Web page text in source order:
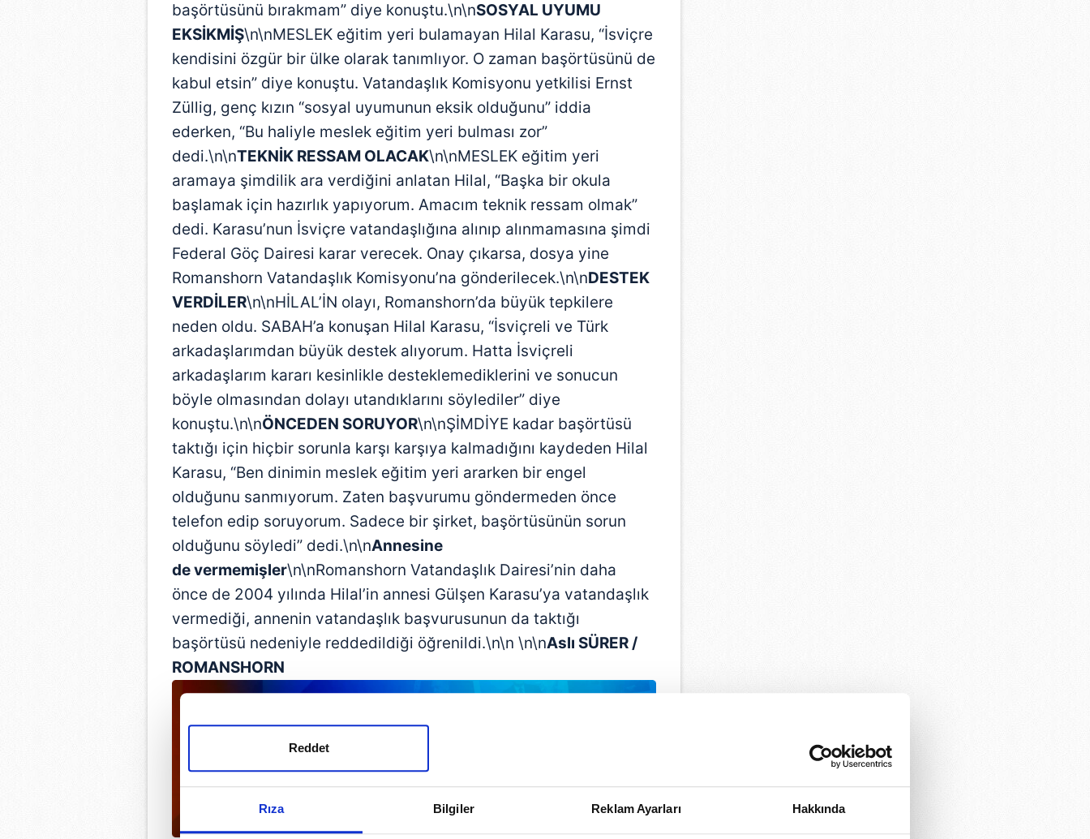
Rıza Bilgiler Reklam Ayarları Hakkında
Reddet
başörtüsünü bırakmam” diye konuştu.\n\nSOSYAL UYUMU
EKSİKMİŞ\n\nMESLEK eğitim yeri bulamayan Hilal Karasu, “İsviçre
kendisini özgür bir ülke olarak tanımlıyor. O zaman başörtüsünü de
kabul etsin” diye konuştu. Vatandaşlık Komisyonu yetkilisi Ernst
Züllig, genç kızın “sosyal uyumunun eksik olduğunu” iddia
ederken, “Bu haliyle meslek eğitim yeri bulması zor”
dedi.\n\nTEKNİK RESSAM OLACAK\n\nMESLEK eğitim yeri
aramaya şimdilik ara verdiğini anlatan Hilal, “Başka bir okula
başlamak için hazırlık yapıyorum. Amacım teknik ressam olmak”
dedi. Karasu’nun İsviçre vatandaşlığına alınıp alınmamasına şimdi
Federal Göç Dairesi karar verecek. Onay çıkarsa, dosya yine
Romanshorn Vatandaşlık Komisyonu’na gönderilecek.\n\nDESTEK
VERDİLER\n\nHİLAL’İN olayı, Romanshorn’da büyük tepkilere
neden oldu. SABAH’a konuşan Hilal Karasu, “İsviçreli ve Türk
arkadaşlarımdan büyük destek alıyorum. Hatta İsviçreli
arkadaşlarım kararı kesinlikle desteklemediklerini ve sonucun
böyle olmasından dolayı utandıklarını söylediler” diye
konuştu.\n\nÖNCEDEN SORUYOR\n\nŞİMDİYE kadar başörtüsü
taktığı için hiçbir sorunla karşı karşıya kalmadığını kaydeden Hilal
Karasu, “Ben dinimin meslek eğitim yeri ararken bir engel
olduğunu sanmıyorum. Zaten başvurumu göndermeden önce
telefon edip soruyorum. Sadece bir şirket, başörtüsünün sorun
olduğunu söyledi” dedi.\n\nAnnesine
de vermemişler\n\nRomanshorn Vatandaşlık Dairesi’nin daha
önce de 2004 yılında Hilal’in annesi Gülşen Karasu’ya vatandaşlık
vermediği, annenin vatandaşlık başvurusunun da taktığı
başörtüsü nedeniyle reddedildiği öğrenildi.\n\n \n\nAslı SÜRER /
ROMANSHORN